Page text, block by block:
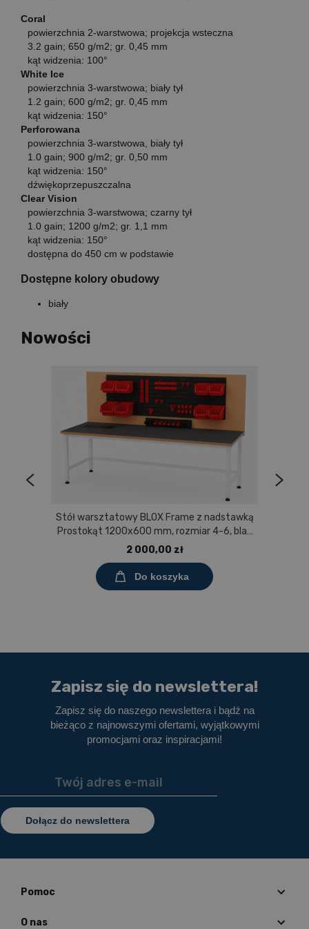
Coral
powierzchnia 2-warstwowa; projekcja wsteczna
3.2 gain; 650 g/m2; gr. 0,45 mm
kąt widzenia: 100°
White Ice
powierzchnia 3-warstwowa; biały tył
1.2 gain; 600 g/m2; gr. 0,45 mm
kąt widzenia: 150°
Perforowana
powierzchnia 3-warstwowa, biały tył
1.0 gain; 900 g/m2; gr. 0,50 mm
kąt widzenia: 150°
dźwiękoprzepuszczalna
Clear Vision
powierzchnia 3-warstwowa; czarny tył
1.0 gain; 1200 g/m2; gr. 1,1 mm
kąt widzenia: 150°
dostępna do 450 cm w podstawie
Dostępne kolory obudowy
biały
Nowości
Stół warsztatowy BLOX Frame z nadstawką
Prostokąt 1200x600 mm, rozmiar 4-6, blat
pokryty tworzywem polipropylenowym
2 000,00 zł
Do koszyka
Zapisz się do newslettera!
Zapisz się do naszego newslettera i bądź na
bieżąco z najnowszymi ofertami, wyjątkowymi
promocjami oraz inspiracjami!
Dołącz do newslettera
Pomoc
O nas